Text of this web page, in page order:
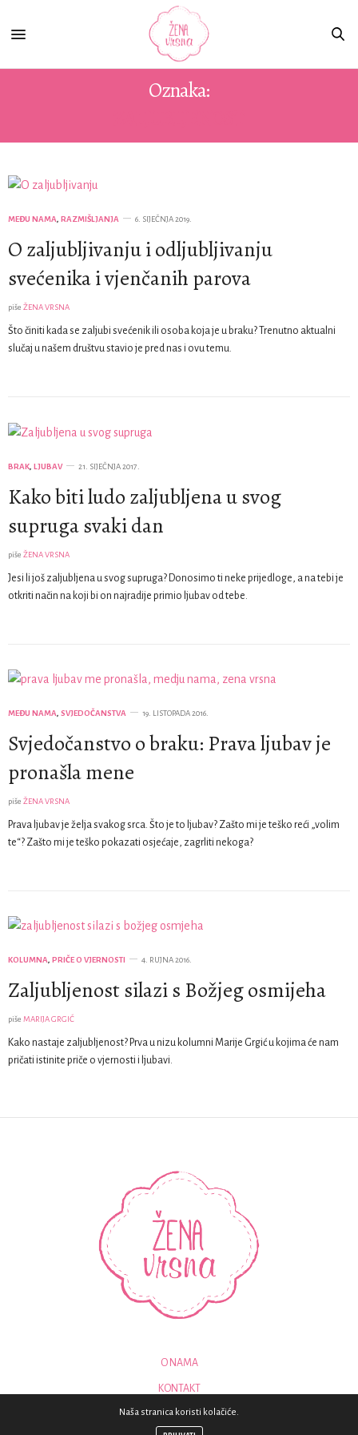
Oznaka:
MEĐU NAMA, RAZMIŠLJANJA 6. SIJEČNJA 2019.
O zaljubljivanju i odljubljivanju
svećenika i vjenčanih parova
piše ŽENA VRSNA
Što činiti kada se zaljubi svećenik ili osoba koja je u braku? Trenutno aktualni
slučaj u našem društvu stavio je pred nas i ovu temu.
BRAK, LJUBAV 21. SIJEČNJA 2017.
Kako biti ludo zaljubljena u svog
supruga svaki dan
piše ŽENA VRSNA
Jesi li još zaljubljena u svog supruga? Donosimo ti neke prijedloge, a na tebi je
otkriti način na koji bi on najradije primio ljubav od tebe.
MEĐU NAMA, SVJEDOČANSTVA 19. LISTOPADA 2016.
Svjedočanstvo o braku: Prava ljubav je
pronašla mene
piše ŽENA VRSNA
Prava ljubav je želja svakog srca. Što je to ljubav? Zašto mi je teško reći „volim
te“? Zašto mi je teško pokazati osjećaje, zagrliti nekoga?
KOLUMNA, PRIČE O VJERNOSTI 4. RUJNA 2016.
Zaljubljenost silazi s Božjeg osmijeha
piše MARIJA GRGIĆ
Kako nastaje zaljubljenost? Prva u nizu kolumni Marije Grgić u kojima će nam
pričati istinite priče o vjernosti i ljubavi.
O NAMA
KONTAKT
© 2018 - SVA PRAVA PRIDRŽANA - ZENAVRSNA.COM
Naša stranica koristi kolačiće.